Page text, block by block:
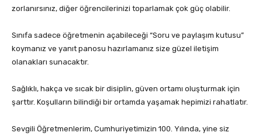
zorlanırsınız, diğer öğrencilerinizi toparlamak çok güç olabilir.
Sınıfa sadece öğretmenin açabileceği “Soru ve paylaşım kutusu”
koymanız ve yanıt panosu hazırlamanız size güzel iletişim
olanakları sunacaktır.
Sağlıklı, hakça ve sıcak bir disiplin, güven ortamı oluşturmak için
şarttır. Koşulların bilindiği bir ortamda yaşamak hepimizi rahatlatır.
Sevgili Öğretmenlerim, Cumhuriyetimizin 100. Yılında, yine siz